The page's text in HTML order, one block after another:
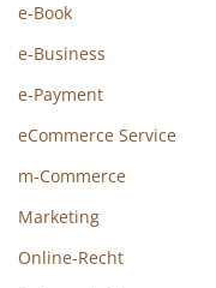
e-Book
e-Business
e-Payment
eCommerce Service
m-Commerce
Marketing
Online-Recht